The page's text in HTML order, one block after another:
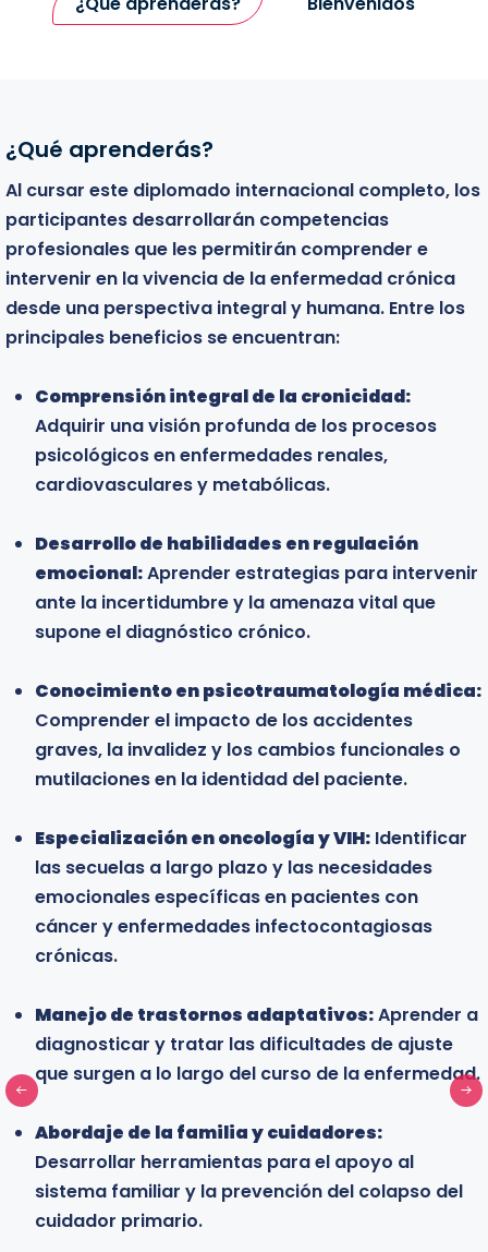
¿Qué aprenderás?
Al cursar este diplomado internacional completo, los
participantes desarrollarán competencias
profesionales que les permitirán comprender e
intervenir en la vivencia de la enfermedad crónica
desde una perspectiva integral y humana. Entre los
principales beneficios se encuentran:
Comprensión integral de la cronicidad:
Adquirir una visión profunda de los procesos
psicológicos en enfermedades renales,
cardiovasculares y metabólicas.
Desarrollo de habilidades en regulación
emocional:Aprender estrategias para intervenir
ante la incertidumbre y la amenaza vital que
supone el diagnóstico crónico.
Conocimiento en psicotraumatología médica:
Comprender el impacto de los accidentes
graves, la invalidez y los cambios funcionales o
mutilaciones en la identidad del paciente.
Especialización en oncología y VIH: Identificar
las secuelas a largo plazo y las necesidades
emocionales específicas en pacientes con
cáncer y enfermedades infectocontagiosas
crónicas.
Manejo de trastornos adaptativos:Aprender a
diagnosticar y tratar las dificultades de ajuste
que surgen a lo largo del curso de la enfermedad.
Abordaje de la familia y cuidadores:
Desarrollar herramientas para el apoyo al
sistema familiar y la prevención del colapso del
cuidador primario.
Bienvenidos
Este diplomado está dirigido a todos aquellos
profesionales y estudiantes que desean profundizar
en el conocimiento clínico de las enfermedades
crónicas y fortalecer sus competencias para la
evaluación y tratamiento de personas que enfrentan
condiciones médicas complejas. El programa está
Profesionales de la salud mental:Psicólogos,
psiquiatras y psicoterapeutas que buscan
ampliar sus conocimientos sobre el impacto
herramientas clínicas para el acompañamiento
de pacientes crónicos y sus familias.
Profesionales del área médica y de la salud:
en comprender los aspectos biopsicosociales de
la enfermedad y mejorar la atención integral del
paciente.
Personas que participan en unidades de dolor,
centros de cuidados paliativos o programas de
atención domiciliaria que deseen fortalecer su
formación técnica en el manejo de crisis y duelo.
formación:Estudiantes de psicología,
enfermería y medicina interesados en
especializarse en el campo de la salud orgánica y
adquirir conocimientos que fortalezcan su
desarrollo profesional en entornos clínicos.
Learn more